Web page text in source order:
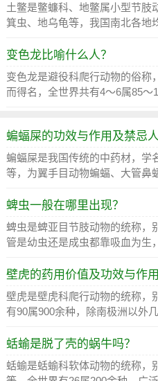
土鳖是鳖蠊科、地鳖属小型节肢
箕虫、地乌龟等，我国南北各地
变色龙比喻什么人？
变色龙是避役科爬行动物的俗称
而得名，全世界共有4～6属85～
蝙蝠屎的功效与作用及禁忌
蝙蝠屎是我国传统的中药材，学
等，为翼手目动物蝙蝠、大管鼻
蜱虫一般在哪里出现？
蜱虫是蜱亚目节肢动物的统称，
管是幼虫还是成虫都靠吸血为生
壁虎的药用价值及功效与作用
壁虎是壁虎科爬行动物的统称，
有90属900余种，除南极洲以外
蛞蝓是脱了壳的蜗牛吗？
蛞蝓是蛞蝓科软体动物的统称，